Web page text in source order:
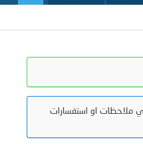
ملاحظات او استفسارات